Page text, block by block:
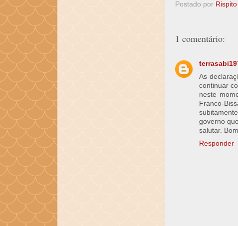
Postado por Rispito
1 comentário:
As
continuar
neste
Franco-
governo
salutar.
Responder